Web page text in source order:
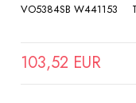
VO5384SB W441153
103,52 EUR